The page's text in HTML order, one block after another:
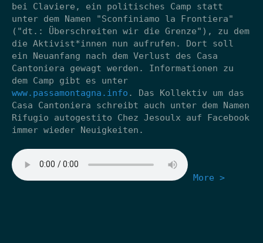
bei Claviere, ein politisches Camp statt
unter dem Namen "Sconfiniamo la Frontiera"
("dt.: Überschreiten wir die Grenze"), zu dem
die Aktivist*innen nun aufrufen. Dort soll
ein Neuanfang nach dem Verlust des Casa
Cantoniera gewagt werden. Informationen zu
dem Camp gibt es unter
www.passamontagna.info . Das Kollektiv um das
Casa Cantoniera schreibt auch unter dem Namen
Rifugio autogestito Chez Jesoulx auf Facebook
immer wieder Neuigkeiten.
More >